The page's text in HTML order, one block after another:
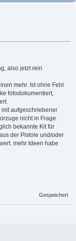
also jetzt rein
mehr. Ist ohne Fehl
fotodokumentiert,
aufgeschriebener
nicht in Frage.
bekannte Kit für
der Pistole und/oder
mehr Ideen habe
Gespeichert